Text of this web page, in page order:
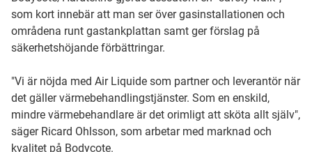
som kort innebär att man ser över gasinstallationen och
områdena runt gastankplattan samt ger förslag på
säkerhetshöjande förbättringar.
"Vi är nöjda med Air Liquide som partner och leverantör när
det gäller värmebehandlingstjänster. Som en enskild,
mindre värmebehandlare är det orimligt att sköta allt själv",
säger Ricard Ohlsson, som arbetar med marknad och
kvalitet på Bodycote.